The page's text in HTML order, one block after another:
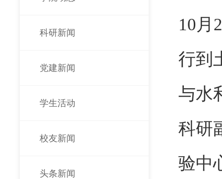
科研新闻
党建新闻
学生活动
校友新闻
头条新闻
10月
行到
与水
科研
验中